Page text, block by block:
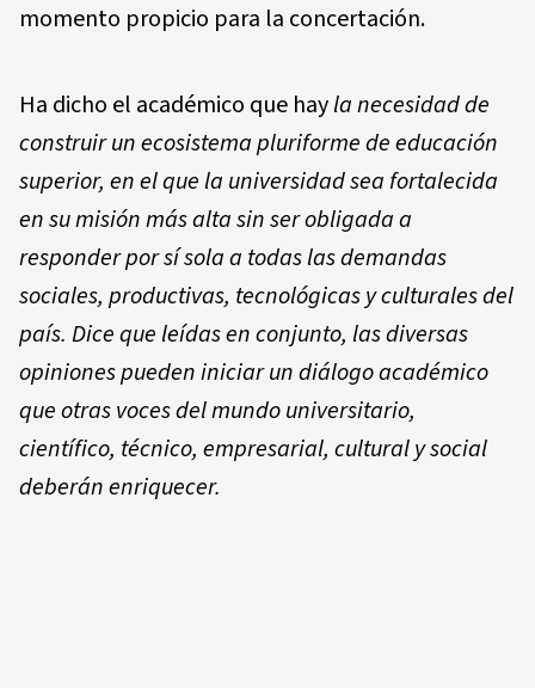
momento propicio para la concertación.
Ha dicho el académico que hayla necesidad de
construir un ecosistema pluriforme de educación
superior, en el que la universidad sea fortalecida
en su misión más alta sin ser obligada a
responder por sí sola a todas las demandas
sociales, productivas, tecnológicas y culturales del
país. Dice que leídas en conjunto, las diversas
opiniones pueden iniciar un diálogo académico
que otras voces del mundo universitario,
científico, técnico, empresarial, cultural y social
deberán enriquecer.